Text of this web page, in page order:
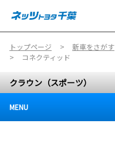
トップページ 新車をさがす
コネクティッド
クラウン（スポーツ）
MENU